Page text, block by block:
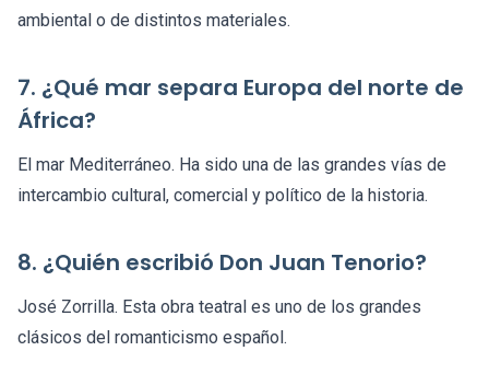
ambiental o de distintos materiales.
7. ¿Qué mar separa Europa del norte de
África?
El mar Mediterráneo. Ha sido una de las grandes vías de
intercambio cultural, comercial y político de la historia.
8. ¿Quién escribió Don Juan Tenorio?
José Zorrilla. Esta obra teatral es uno de los grandes
clásicos del romanticismo español.